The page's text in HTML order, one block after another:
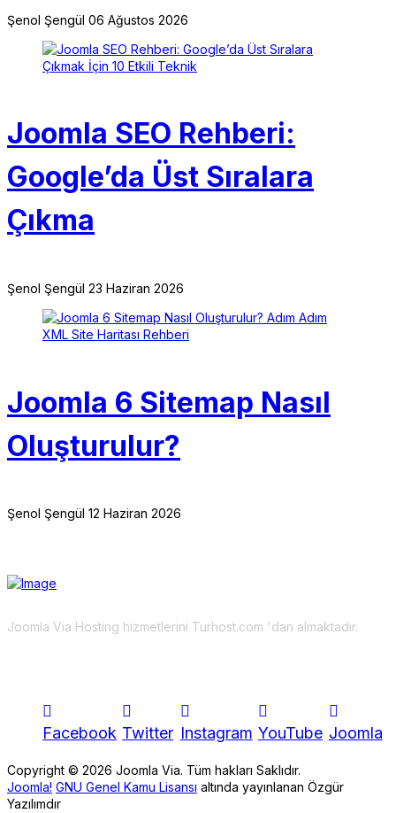
Şenol Şengül 06 Ağustos 2026
Joomla SEO Rehberi:
Google’da Üst Sıralara
Çıkma
Şenol Şengül 23 Haziran 2026
Joomla 6 Sitemap Nasıl
Oluşturulur?
Şenol Şengül 12 Haziran 2026
Joomla Via Hosting hizmetlerini Turhost.com 'dan almaktadır.
Facebook Twitter Instagram YouTube Joomla
Copyright © 2026 Joomla Via. Tüm hakları Saklıdır.
Joomla! GNU Genel Kamu Lisansı altında yayınlanan Özgür
Yazılımdır